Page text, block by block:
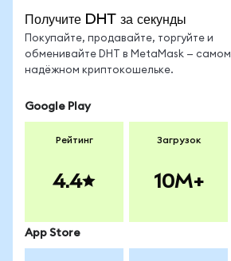
Получите DHT за секунды
Покупайте, продавайте, торгуйте и
обменивайте DHT в MetaMask — самом
надёжном криптокошельке.
Google Play
Рейтинг
4.4
Загрузок
10M+
App Store